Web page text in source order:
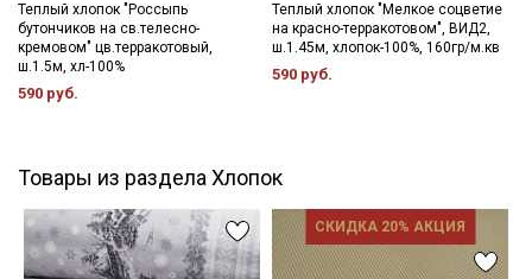
Теплый хлопок "Россыпь
бутончиков на св.телесно-
кремовом" цв.терракотовый,
ш.1.5м, хл-100%
590 руб.
Теплый хлопок "Мелкое соцветие
на красно-терракотовом", ВИД2,
ш.1.45м, хлопок-100%, 160гр/м.кв
590 руб.
Товары из раздела Хлопок
СКИДКА 20% АКЦИЯ